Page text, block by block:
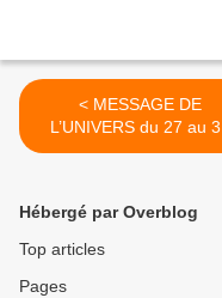
< MESSAGE DE
L’UNIVERS du 27 au 31
JANVIER 2025
Hébergé par Overblog
Top articles
Pages